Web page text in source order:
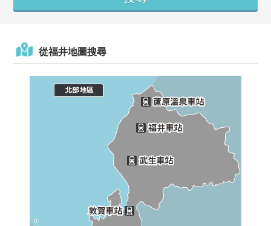
從福井地圖搜尋